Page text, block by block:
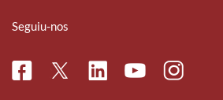
Seguiu-nos
FacebookTwitterLinkedinYoutubeInstagram